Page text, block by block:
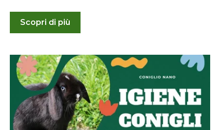
Scopri di più